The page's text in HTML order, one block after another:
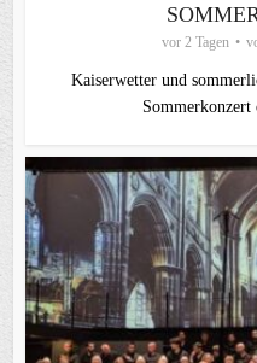
vor 2 Tagen
Kaiserwetter und
Sommerkonzert